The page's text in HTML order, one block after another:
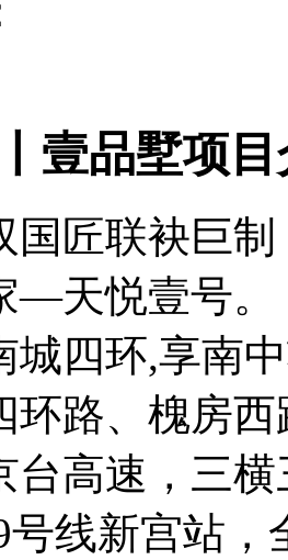
壹品墅项
国匠联袂巨
—天悦壹号。
城四环,享南
环路、槐房
台高速，三
号线新宫站